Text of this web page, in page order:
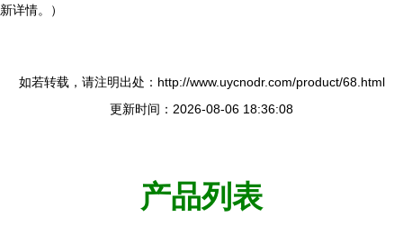
新详情。）
如若转载，请注明出处：http://www.uycnodr.com/product/68.html
更新时间：2026-08-06 18:36:08
产品列表